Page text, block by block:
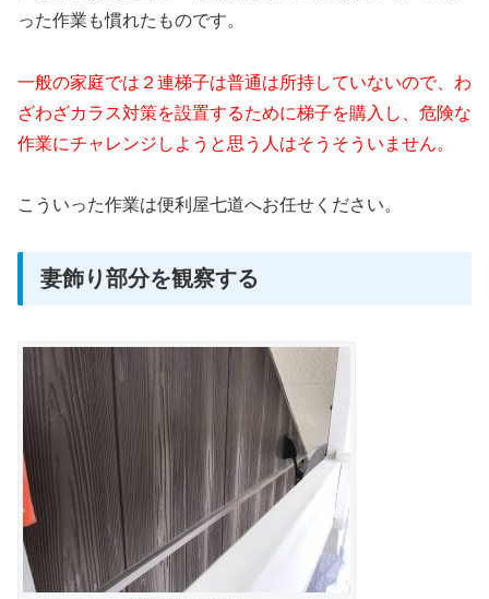
った作業も慣れたものです。
一般の家庭では２連梯子は普通は所持していないので、わ
ざわざカラス対策を設置するために梯子を購入し、危険な
作業にチャレンジしようと思う人はそうそういません。
こういった作業は便利屋七道へお任せください。
妻飾り部分を観察する